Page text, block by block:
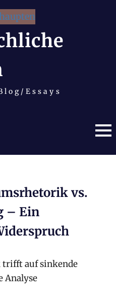
Essays
vs.
– Ein
trifft auf sinkende
Analyse